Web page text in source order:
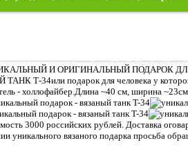
И ОРИГИНАЛЬНЫЙ ПОДАРОК
подарок для человека у которого
- холлофайбер.Длина ~40 см, ширина
3000 российских рублей. Доставка
уникального вязаного подарка просьба